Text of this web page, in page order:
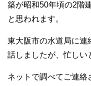
築が昭和50年頃の2階
と思われます。
東大阪市の水道局に連
話しましたが、忙しい
ネットで調べてご連絡